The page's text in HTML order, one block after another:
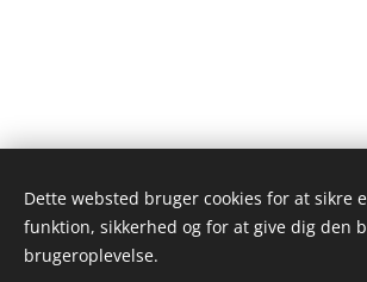
Dette websted bruger cookies for at sikre
funktion, sikkerhed og for at give dig den
brugeroplevelse.